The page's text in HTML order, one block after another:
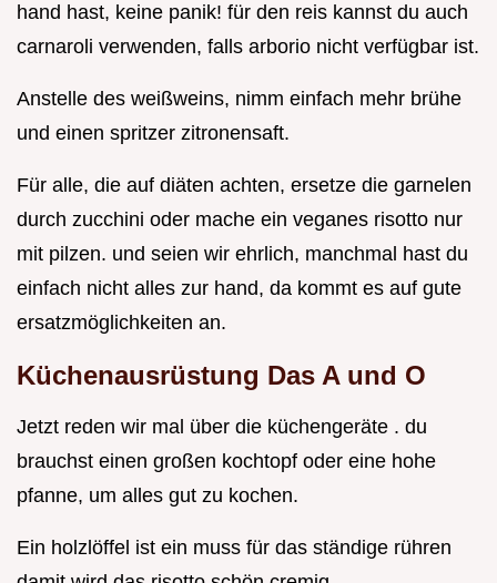
hand hast, keine panik! für den reis kannst du auch
carnaroli verwenden, falls arborio nicht verfügbar ist.
Anstelle des weißweins, nimm einfach mehr brühe
und einen spritzer zitronensaft.
Für alle, die auf diäten achten, ersetze die garnelen
durch zucchini oder mache ein veganes risotto nur
mit pilzen. und seien wir ehrlich, manchmal hast du
einfach nicht alles zur hand, da kommt es auf gute
ersatzmöglichkeiten an.
Küchenausrüstung Das A und O
Jetzt reden wir mal über die küchengeräte . du
brauchst einen großen kochtopf oder eine hohe
pfanne, um alles gut zu kochen.
Ein holzlöffel ist ein muss für das ständige rühren